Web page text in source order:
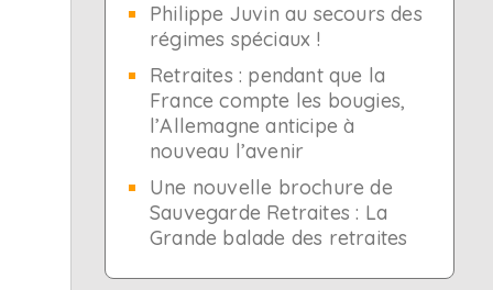
Philippe Juvin au secours des
régimes spéciaux !
Retraites : pendant que la
France compte les bougies,
l’Allemagne anticipe à
nouveau l’avenir
Une nouvelle brochure de
Sauvegarde Retraites : La
Grande balade des retraites